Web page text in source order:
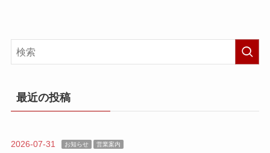
最近の投稿
2026-07-31 お知らせ 営業案内